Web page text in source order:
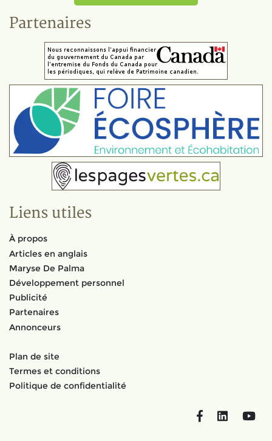
Partenaires
Liens utiles
À propos
Articles en anglais
Maryse De Palma
Développement personnel
Publicité
Partenaires
Annonceurs
Plan de site
Termes et conditions
Politique de confidentialité
FacebookLinkedIn